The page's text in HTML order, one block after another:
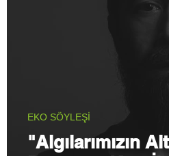
"Algılarımızın
EKO SÖYLEŞİ